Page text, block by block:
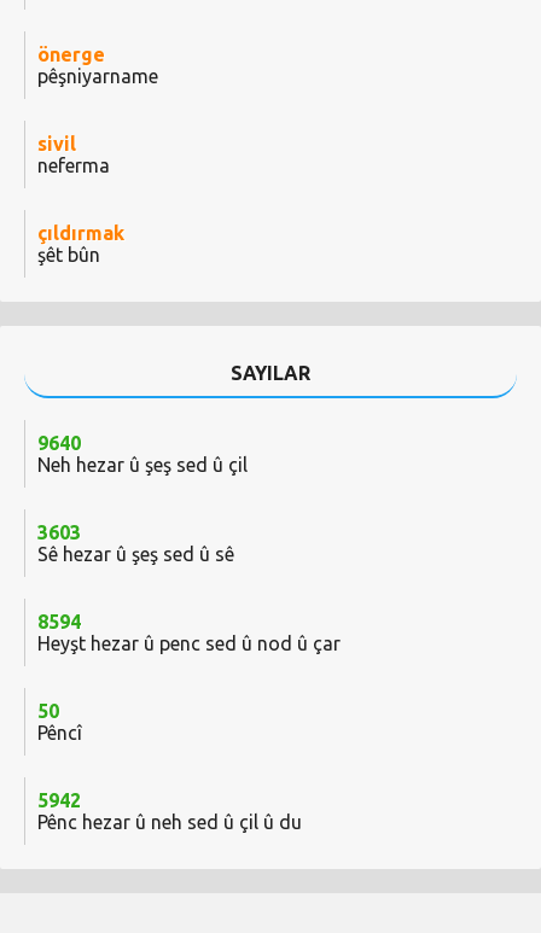
önerge
pêşniyarname
sivil
neferma
çıldırmak
şêt bûn
SAYILAR
9640
Neh hezar û şeş sed û çil
3603
Sê hezar û şeş sed û sê
8594
Heyşt hezar û penc sed û nod û çar
50
Pêncî
5942
Pênc hezar û neh sed û çil û du